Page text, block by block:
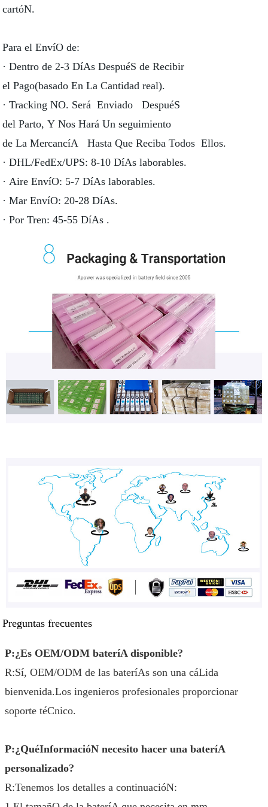
cartóN.
Para el EnvíO de:
· Dentro de 2-3 DíAs DespuéS de Recibir
el Pago(basado En La Cantidad real).
· Tracking NO. Será Enviado DespuéS
del Parto, Y Nos Hará Un seguimiento
de La MercancíA Hasta Que Reciba Todos Ellos.
· DHL/FedEx/UPS: 8-10 DíAs laborables.
· Aire EnvíO: 5-7 DíAs laborables.
· Mar EnvíO: 20-28 DíAs.
· Por Tren: 45-55 DíAs .
Preguntas frecuentes
P:¿Es OEM/ODM bateríA disponible?
R:Sí, OEM/ODM de las bateríAs son una cáLida
bienvenida.Los ingenieros profesionales proporcionar
soporte téCnico.
P:¿QuéInformacióN necesito hacer una bateríA
personalizado?
R:Tenemos los detalles a continuacióN: